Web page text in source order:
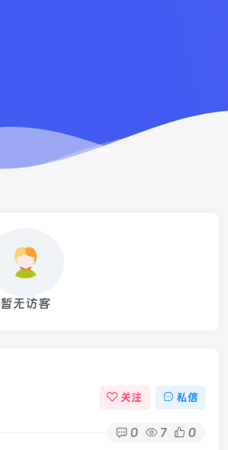
暂无访客
关注 私信
0 7 0